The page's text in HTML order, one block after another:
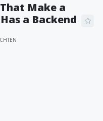
Make a
a Backend